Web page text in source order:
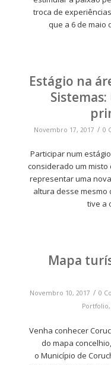
troca de
que a 6 de maio
Estágio na
Novembro 17, 2017 / 0
Participar num
considerado um
representar uma
altura desse mesmo
tive a
Mapa
Novembro 10, 2017 / 0
Portfolio
Venha conhecer
do mapa
o Município de